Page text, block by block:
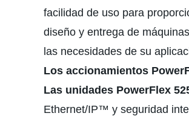
facilidad de uso para
diseño y entrega de
las necesidades de su
Los accionamientos
Las unidades PowerFlex
Ethernet/IP™ y seguridad